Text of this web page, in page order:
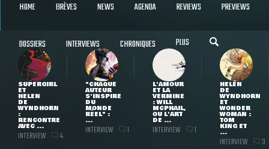
HOME BRÈVES NEWS AGENDA REVIEWS PREVIEWS
DOSSIERS INTERVIEWS CHRONIQUES PLUS
SUPERGIRL
ET
HELEN
DE
WYNDHORN
:
RENCONTRE
AVEC ...
INTERVIEW 4
"CHAQUE
AUTEUR
S'INSPIRE
DU
MONDE
RÉEL" :
...
INTERVIEW 1
L'AMOUR
ET LA
VERMINE
: WILL
MCPHAIL,
OU L'ART
DE ...
INTERVIEW 1
HELEN
DE
WYNDHORN
ET
WONDER
WOMAN :
TOM
KING ET
...
INTERVIEW 3